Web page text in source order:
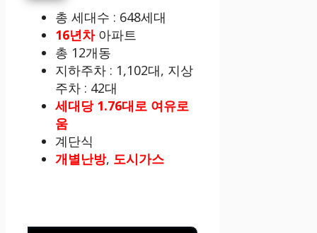
총 세대수 : 648세대
16년차아파트
총 12개동
지하주차 : 1,102대, 지상
주차 : 42대
세대당 1.76대로 여유로
움
계단식
개별난방, 도시가스